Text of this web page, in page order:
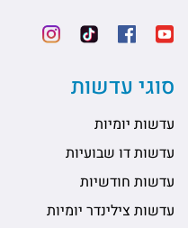
סוגי עדשות
עדשות יומיות
עדשות דו שבועיות
עדשות חודשיות
עדשות צילינדר יומיות